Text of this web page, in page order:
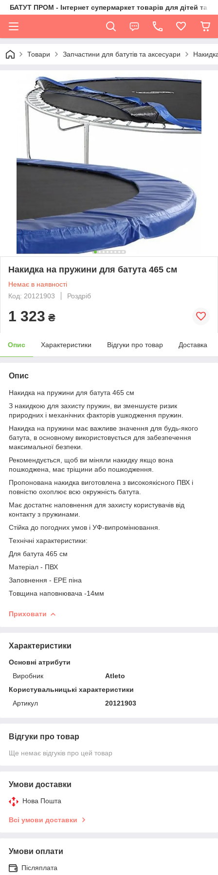
БАТУТ ПРОМ - Інтернет супермаркет товарів для дітей та їх
Товари Запчастини для батутів та аксесуари
Накидка на пружини для батута 465 см
Немає в наявності
Код: 20121903
Роздріб
1 323 ₴
Опис Характеристики Відгуки про товар Доставка
Опис
Накидка на пружини для батута 465 см
З накидкою для захисту пружин, ви зменшуєте ризик
природних і механічних факторів ушкодження пружин.
Накидка на пружини має важливе значення для будь-якого
батута, в основному використовується для забезпечення
максимальної безпеки.
Рекомендується, щоб ви міняли накидку якщо вона
пошкоджена, має тріщини або пошкодження.
Пропонована накидка виготовлена з високоякісного ПВХ і
повністю охоплює всю окружність батута.
Має достатнє наповнення для захисту користувачів від
контакту з пружинами.
Стійка до погодних умов і УФ-випромінювання.
Технічні характеристики:
Для батута 465 см
Матеріал - ПВХ
Заповнення - EPE піна
Товщина наповнювача -14мм
Приховати
Характеристики
Основні атрибути
Виробник
Atleto
Користувальницькі характеристики
Артикул
20121903
Відгуки про товар
Ще немає відгуків про цей товар
Умови доставки
Нова Пошта
Всі умови доставки
Умови оплати
Післяплата